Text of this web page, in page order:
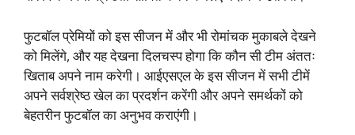
फुटबॉल प्रेमियों को इस सीजन में और भी रोमांचक मुकाबले देखने
को मिलेंगे, और यह देखना दिलचस्प होगा कि कौन सी टीम अंततः
खिताब अपने नाम करेगी। आईएसएल के इस सीजन में सभी टीमें
अपने सर्वश्रेष्ठ खेल का प्रदर्शन करेंगी और अपने समर्थकों को
बेहतरीन फुटबॉल का अनुभव कराएंगी।